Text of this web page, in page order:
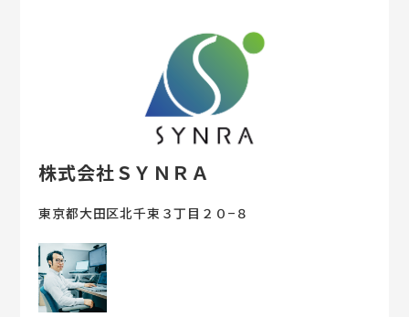
案内を実現 ・広範囲でも短時間で測
量・作成が可能 ・将来の管理・改修・
拡張計画にも活用
株式会社ＳＹＮＲＡ
東京都大田区北千束３丁目２０−８